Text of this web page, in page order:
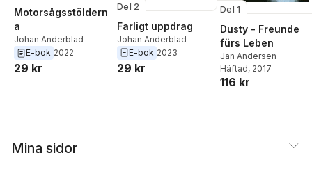
Motorsågsstöldern
a
Johan Anderblad
E-bok 2022
29 kr
Del 2
Farligt uppdrag
Johan Anderblad
E-bok 2023
29 kr
Del 1
Dusty - Freunde
fürs Leben
Jan Andersen
Häftad, 2017
116 kr
Mina sidor